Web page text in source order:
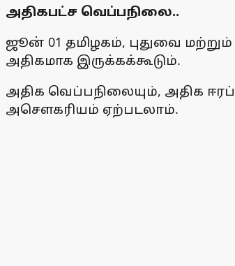
அதிகபட்ச வெப்பநிலை..
ஜூன் 01 தமிழகம், புதுவை
அதிகமாக இருக்கக்கூடும்.
அதிக வெப்பநிலையும், அதிக
அசௌகரியம் ஏற்படலாம்.